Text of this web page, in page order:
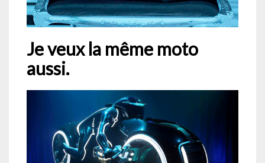
Je veux la même moto
aussi.